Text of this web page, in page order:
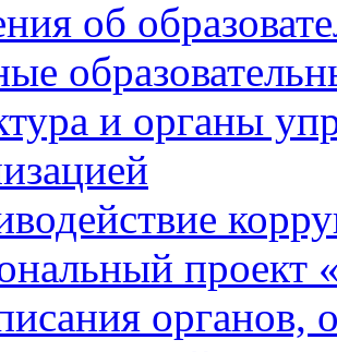
об
и органы
проект
органов,